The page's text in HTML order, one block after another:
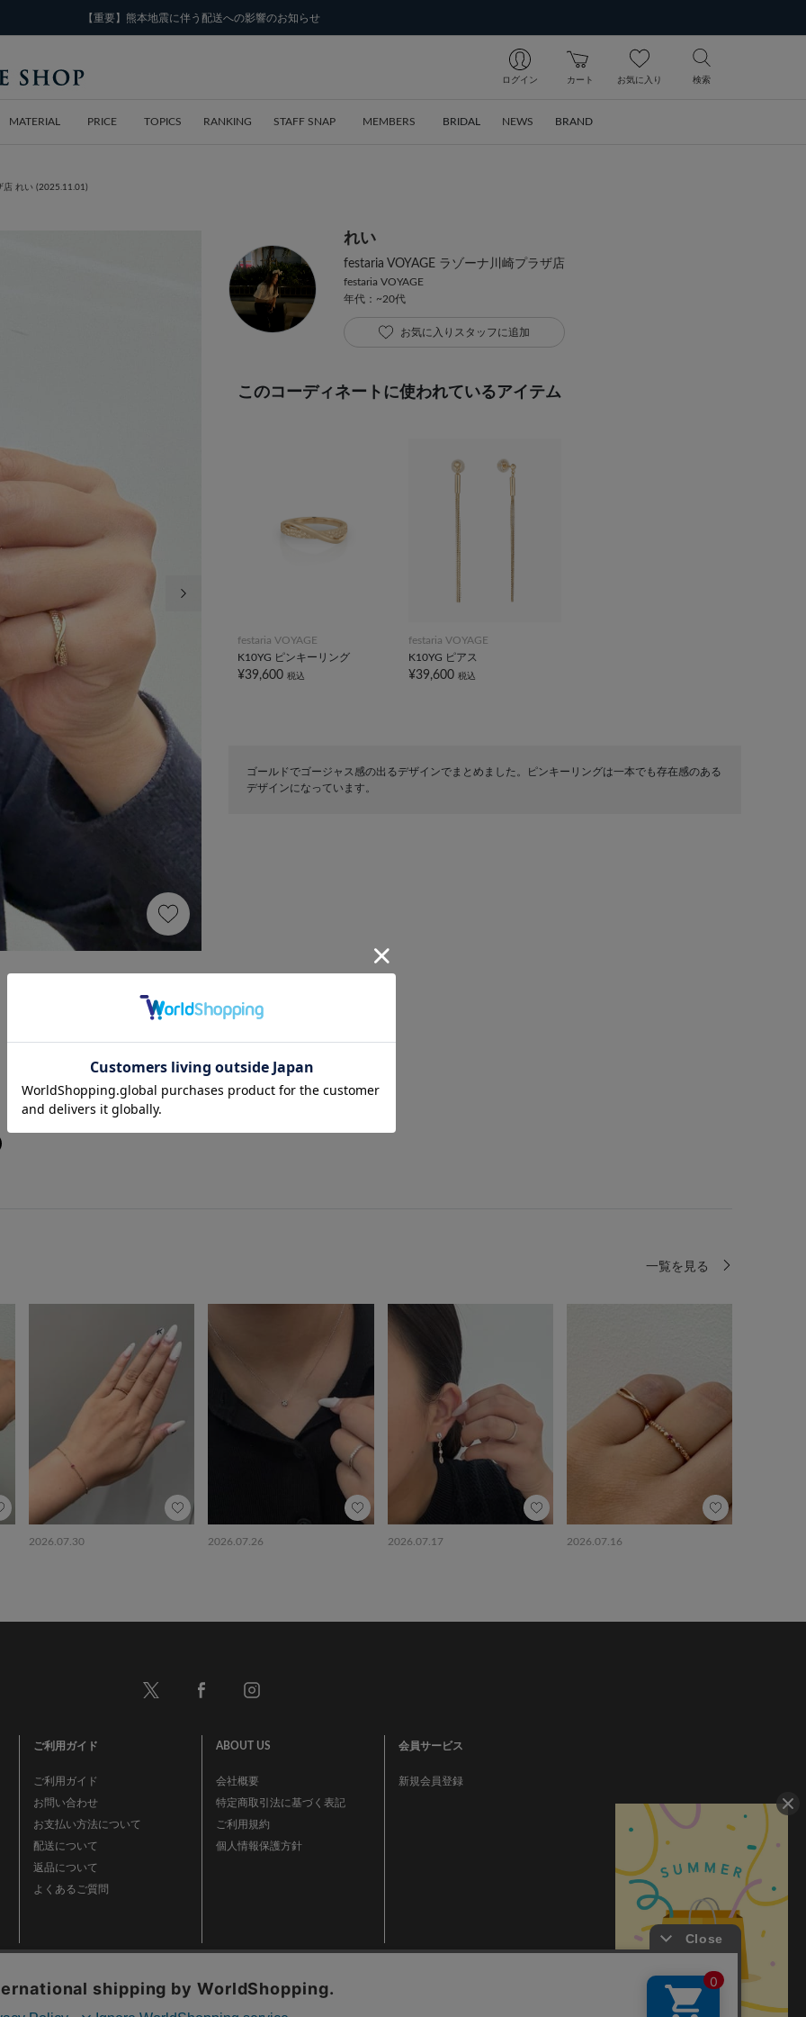
【重要】熊本地震に伴う配送への影響のお知らせ
ログイン カート お気に入り 検索
MATERIAL PRICE TOPICS RANKING STAFF SNAP MEMBERS BRIDAL NEWS BRAND
店 れい (2025.11.01)
れい
festaria VOYAGE ラゾーナ川崎プラザ店
festaria VOYAGE
年代：~20代
お気に入りスタッフに追加
このコーディネートに使われているアイテム
festaria VOYAGE
K10YG ピンキーリング
¥39,600 税込
festaria VOYAGE
K10YG ピアス
¥39,600 税込
ゴールドでゴージャス感の出るデザインでまとめました。ピンキーリングは一本でも存在感のある
デザインになっています。
一覧を見る
2026.07.30 2026.07.26 2026.07.17 2026.07.16
ご利用ガイド
ご利用ガイド
お問い合わせ
お支払い方法について
配送について
返品について
よくあるご質問
ABOUT US
会社概要
特定商取引法に基づく表記
ご利用規約
個人情報保護方針
会員サービス
新規会員登録